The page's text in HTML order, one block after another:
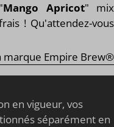
Mango Apricot" mix
! Qu'attendez-vous
marque Empire Brew®
en vigueur, vos
séparément en